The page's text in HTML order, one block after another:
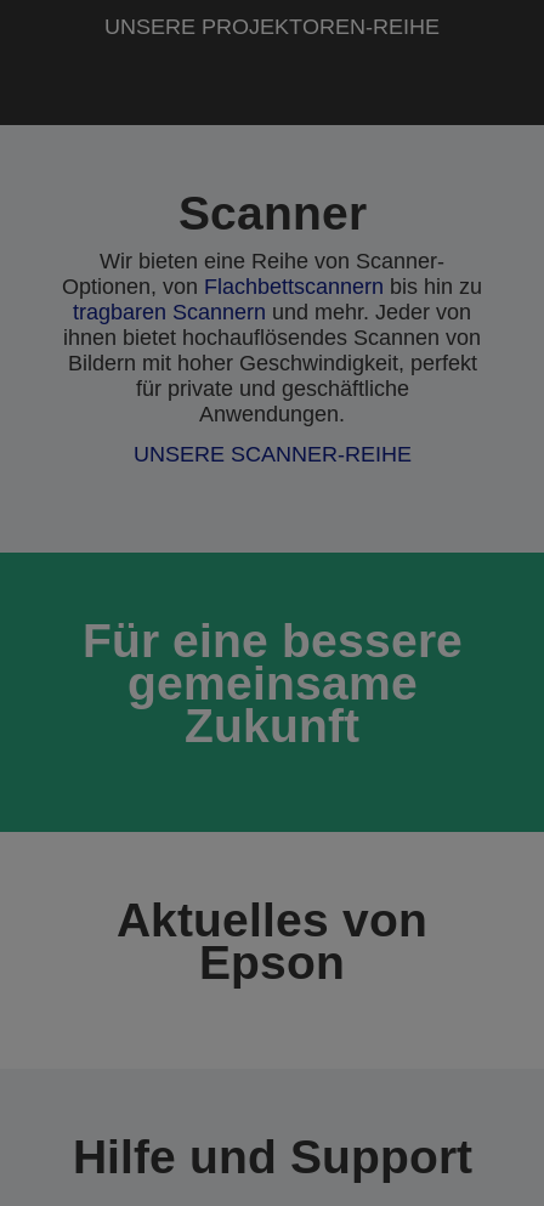
UNSERE PROJEKTOREN-REIHE
Scanner
Wir bieten eine Reihe von Scanner-
Optionen, von Flachbettscannern bis hin zu
tragbaren Scannern und mehr. Jeder von
ihnen bietet hochauflösendes Scannen von
Bildern mit hoher Geschwindigkeit, perfekt
für private und geschäftliche
Anwendungen.
UNSERE SCANNER-REIHE
Für eine bessere
gemeinsame
Zukunft
Aktuelles von
Epson
Hilfe und Support